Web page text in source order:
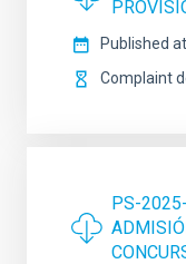
Published at
Complaint
PS-